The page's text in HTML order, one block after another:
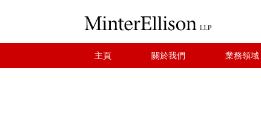
主頁 關於我們 業務領域